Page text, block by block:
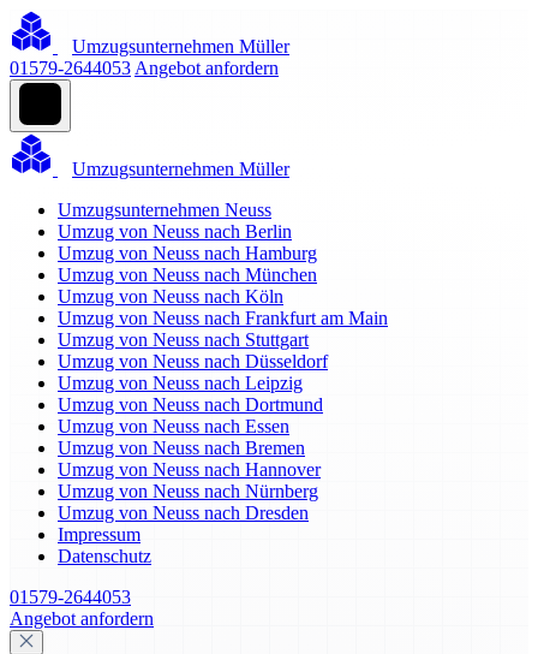
Umzugsunternehmen Müller
01579-2644053 Angebot anfordern
Umzugsunternehmen Müller
Umzugsunternehmen Neuss
Umzug von Neuss nach Berlin
Umzug von Neuss nach Hamburg
Umzug von Neuss nach München
Umzug von Neuss nach Köln
Umzug von Neuss nach Frankfurt am Main
Umzug von Neuss nach Stuttgart
Umzug von Neuss nach Düsseldorf
Umzug von Neuss nach Leipzig
Umzug von Neuss nach Dortmund
Umzug von Neuss nach Essen
Umzug von Neuss nach Bremen
Umzug von Neuss nach Hannover
Umzug von Neuss nach Nürnberg
Umzug von Neuss nach Dresden
Impressum
Datenschutz
01579-2644053
Angebot anfordern